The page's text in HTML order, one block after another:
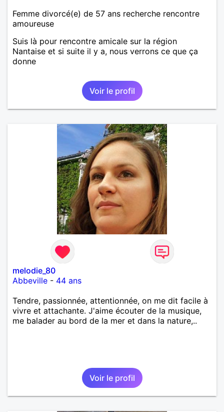
Femme divorcé(e) de 57 ans recherche rencontre
amoureuse
Suis là pour rencontre amicale sur la région
Nantaise et si suite il y a, nous verrons ce que ça
donne
Voir le profil
melodie_80
Abbeville - 44 ans
Tendre, passionnée, attentionnée, on me dit facile à
vivre et attachante. J'aime écouter de la musique,
me balader au bord de la mer et dans la nature,..
Voir le profil